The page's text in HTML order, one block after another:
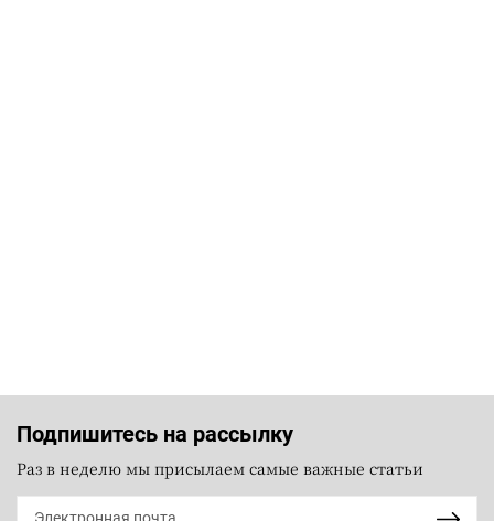
Подпишитесь на рассылку
Раз в неделю мы присылаем самые важные статьи